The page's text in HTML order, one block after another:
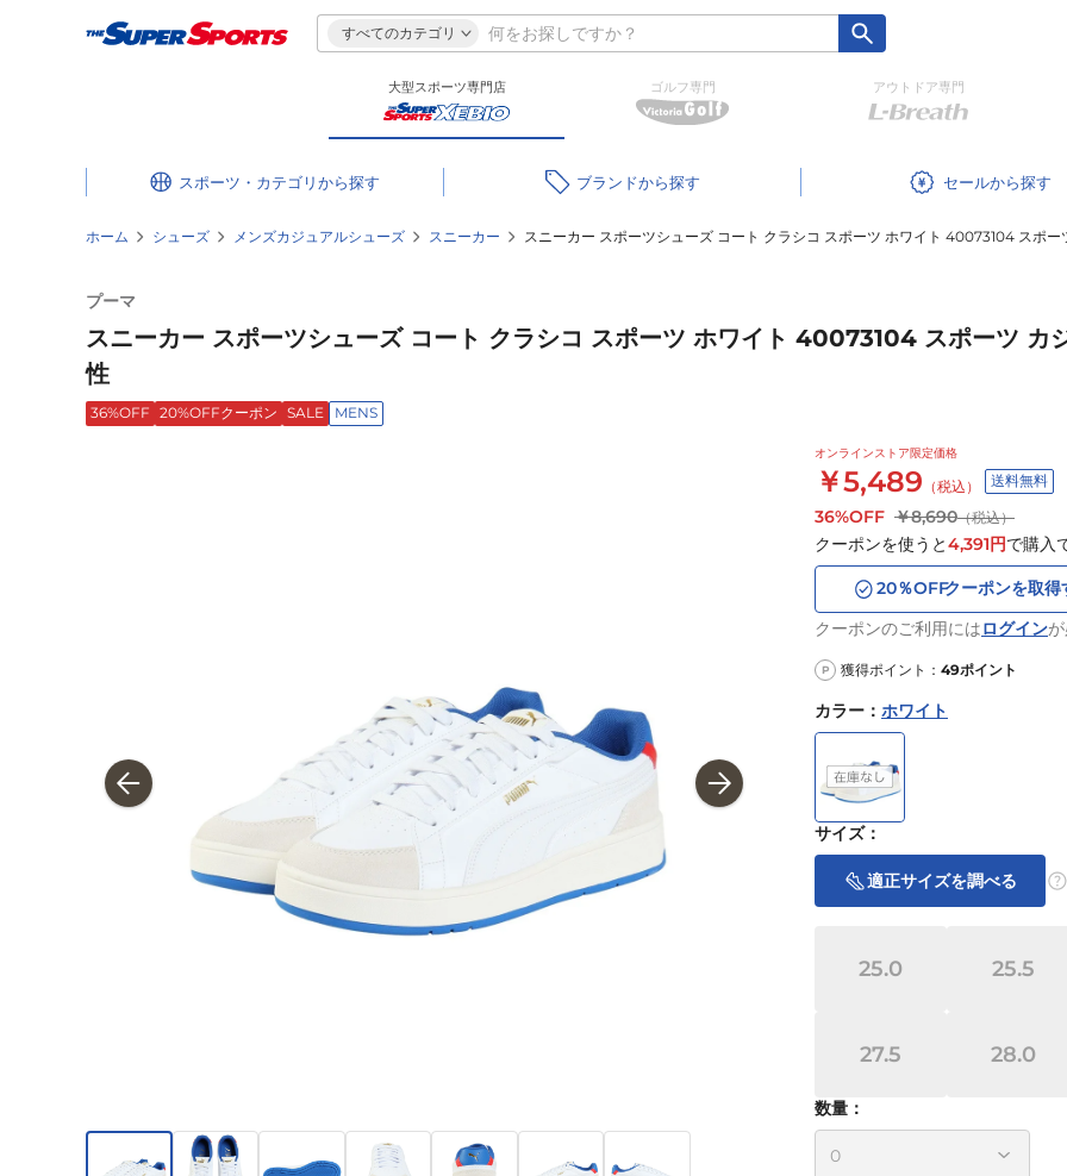
すべてのカテゴリ
大型スポーツ専門店 ゴルフ専門 アウトドア専門
スポーツ・カテゴリ ブランド セール
ホーム シューズ メンズカジュアルシューズ スニーカー スニーカー スポーツシューズ コート クラシコ スポーツ ホワイト 40073104 スポ
プーマ
スニーカー スポーツシューズ コート クラシコ スポーツ ホワイト 40073104 スポーツ カ
性
36%OFF 20%OFFクーポン SALE MENS
オンラインストア限定価格
￥5,489 （税込） 送料無料
36%OFF ￥8,690（税込）
クーポンを使うと4,391円で購入
20％OFFクーポンを取得
クーポンのご利用にはログイン
P 獲得ポイント： 49ポイント
カラー ： ホワイト
サイズ：
適正サイズを調べる
25.0 25.5
27.5 28.0
数量：